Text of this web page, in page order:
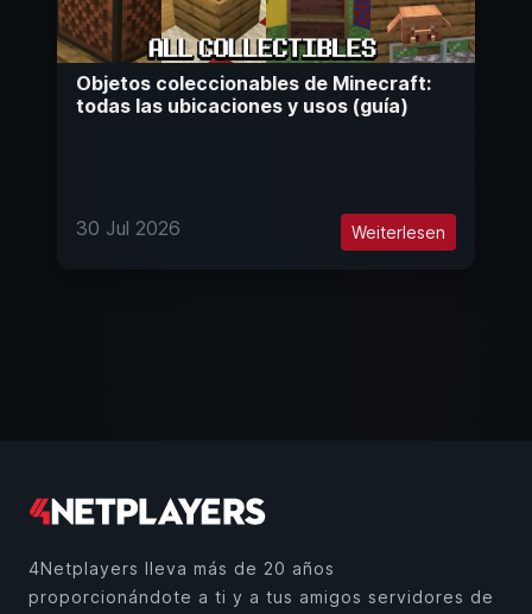
Objetos coleccionables de Minecraft:
todas las ubicaciones y usos (guía)
30 Jul 2026 Weiterlesen
4Netplayers lleva más de 20 años
proporcionándote a ti y a tus amigos servidores de